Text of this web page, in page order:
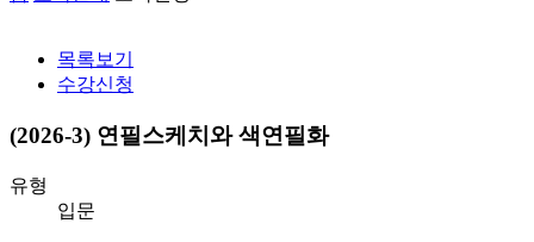
목록보기
수강신청
(2026-3) 연필스케치와 색연필화
유형
입문